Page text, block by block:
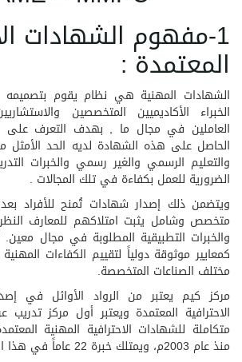
1-مفهوم الشهادات
المعتمدة :
الشهادات المهنية هي نظام يقوم
الخبراء الأكاديميين المتخصصين
العاملين في مجال ما , بهدف التعرف على
الحاصل على هذه الشهادة لديه الحد الأمثل
والتعليم الرسمي والغير رسمي والخبرات
الضرورية للعمل بكفاءة في تلك المجالات .
ويتضمن ذلك إصدار شهادات تُمنح للأفراد بعد
متخصص وشامل يثبت امتلاكهم للمعارف
والخبرات التطبيقية المطلوبة في مجال
كمعايير موثوقة دولياً لتقييم الكفاءات
مختلف الصناعات المتخصصة.
مركز كيم يعتبر من الرواد الأوائل في
الاحترافية المعتمدة ويعتبر أول مركز
متكاملة للشهادات الاحترافية المهنية
منذ عام 2003م، ويمتلك خبرة 22 عاماً في هذا المجال.